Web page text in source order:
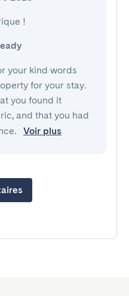
!
your kind words
for your stay.
you found it
and that you had
Voir plus